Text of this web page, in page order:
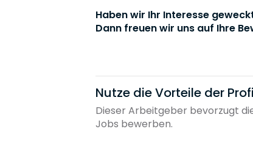
Haben wir Ihr Interesse
Dann freuen wir uns auf Ihre
Nutze die Vorteile der
Dieser Arbeitgeber bevorzugt
Jobs bewerben.